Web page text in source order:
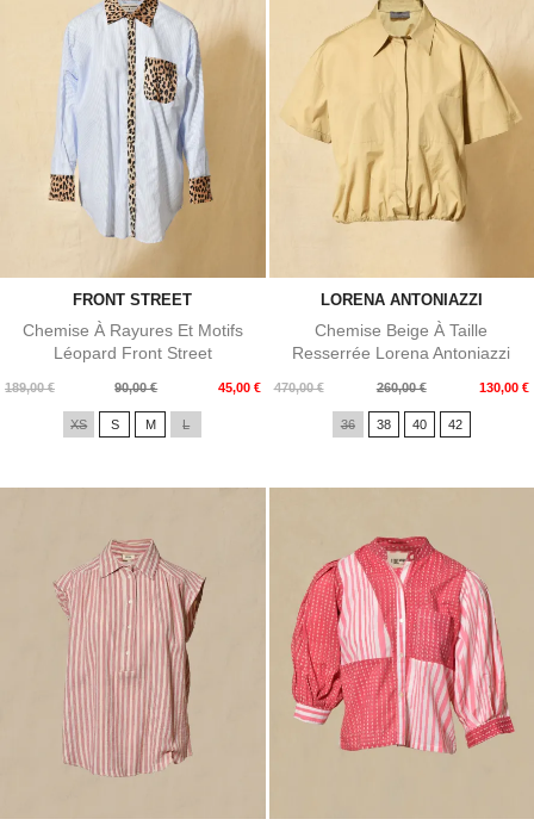
FRONT STREET
Chemise À Rayures Et Motifs
Léopard Front Street
189,00 €
Prix
90,00 € 45,00 €
Prix
XS S M L
LORENA ANTONIAZZI
Chemise Beige À Taille
Resserrée Lorena Antoniazzi
470,00 €
Prix
260,00 € 130,00 €
Prix
36 38 40 42